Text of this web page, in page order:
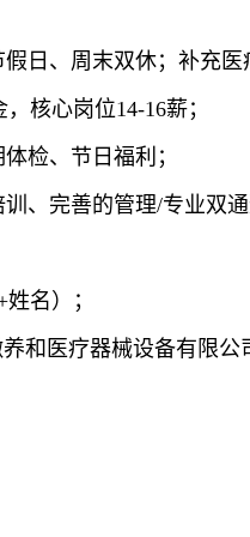
日、周末双休；补充
核心岗位14-16薪；
检、节日福利；
、完善的管理/专业双通
名）；
和医疗器械设备有限公